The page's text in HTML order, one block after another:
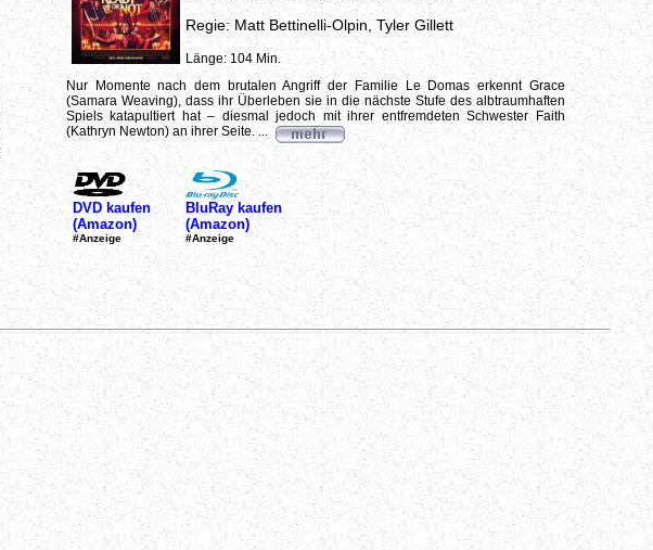
Regie: Matt Bettinelli-Olpin, Tyler Gillett
Länge: 104 Min.
Nur Momente nach dem brutalen Angriff der Familie Le Domas erkennt Grace
(Samara Weaving), dass ihr Überleben sie in die nächste Stufe des albtraumhaften
Spiels katapultiert hat – diesmal jedoch mit ihrer entfremdeten Schwester Faith
(Kathryn Newton) an ihrer Seite. ...
DVD kaufen
(Amazon)
#Anzeige
BluRay kaufen
(Amazon)
#Anzeige